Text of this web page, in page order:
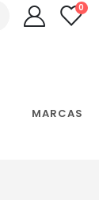
0
MARCAS